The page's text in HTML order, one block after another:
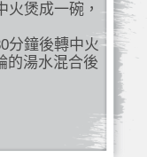
火煲成一碗，
分鐘後轉中火
的湯水混合後